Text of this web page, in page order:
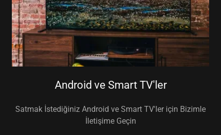
Android ve Smart TV'ler
Satmak İstediğiniz Android ve Smart TV'ler için Bizimle
İletişime Geçin